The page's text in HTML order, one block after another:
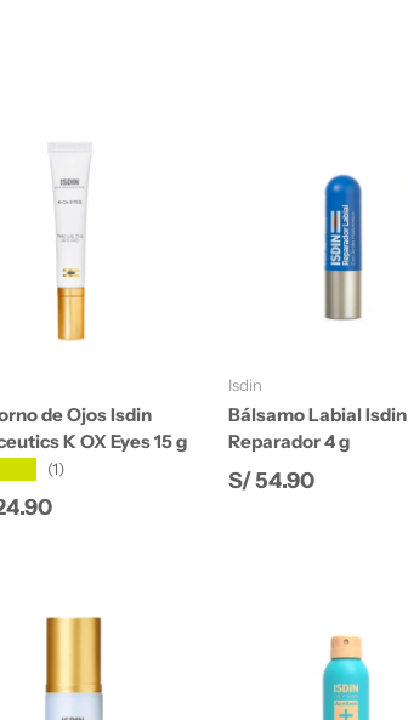
de Ojos Isdin
K OX Eyes 15 g
(1)
normal
Añadir al carrito
Isdin
Bálsamo Labial Isdin
Reparador 4 g
Precio normal
S/ 54.90